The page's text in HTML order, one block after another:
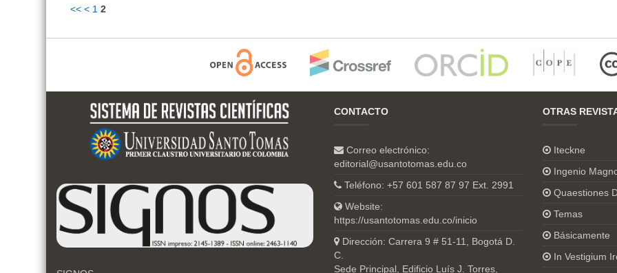
<< < 1 2
CONTACTO
Correo electrónico:
editorial@usantotomas.edu.co
Teléfono: +57 601 587 87 97 Ext. 2991
Website:
https://usantotomas.edu.co/inicio
Dirección: Carrera 9 # 51-11, Bogotá D.
C.
Sede Principal, Edificio Luís J. Torres,
OTRAS
Iteckne
Ingenio
Quaestiones
Temas
Básicamente
In Vestigium